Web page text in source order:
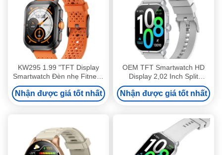
KW295 1.99 "TFT Display
Smartwatch Đèn nhẹ Fitness
Tracker Smart Watch Với BT
gọi
Nhận được giá tốt nhất
OEM TFT Smartwatch HD
Display 2,02 Inch Split
Screen Điện thoại thông
minh
Nhận được giá tốt nhất